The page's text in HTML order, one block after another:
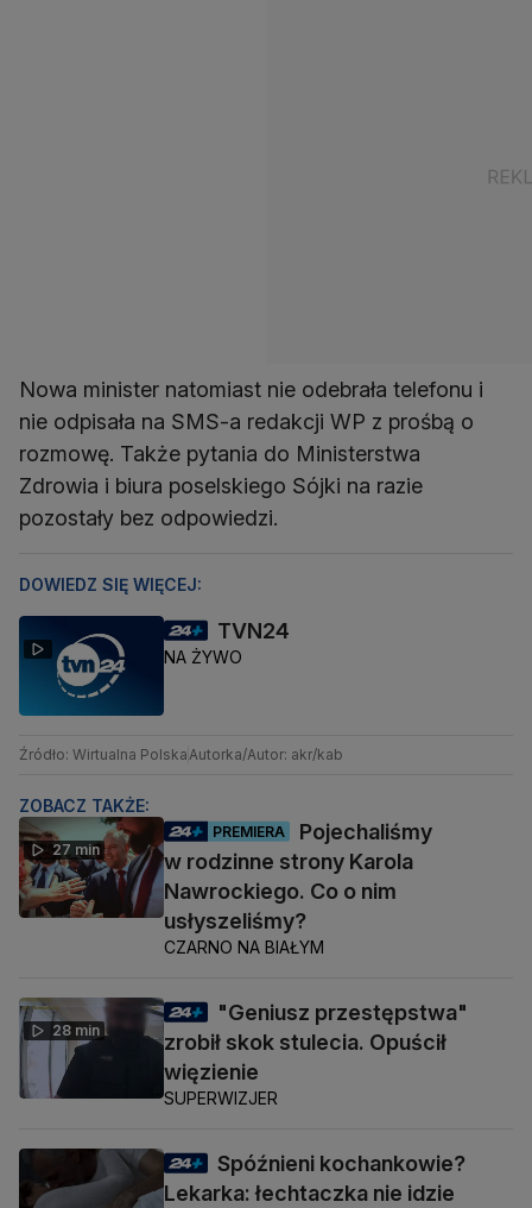
Nowa minister natomiast nie odebrała telefonu i
nie odpisała na SMS-a redakcji WP z prośbą o
rozmowę. Także pytania do Ministerstwa
Zdrowia i biura poselskiego Sójki na razie
pozostały bez odpowiedzi.
DOWIEDZ SIĘ WIĘCEJ:
TVN24
NA ŻYWO
Źródło: Wirtualna PolskaAutorka/Autor: akr/kab
ZOBACZ TAKŻE:
27 min
PREMIERA
Pojechaliśmy
w rodzinne strony Karola
Nawrockiego. Co o nim
usłyszeliśmy?
CZARNO NA BIAŁYM
28 min
"Geniusz przestępstwa"
zrobił skok stulecia. Opuścił
więzienie
SUPERWIZJER
Spóźnieni kochankowie?
Lekarka: łechtaczka nie idzie